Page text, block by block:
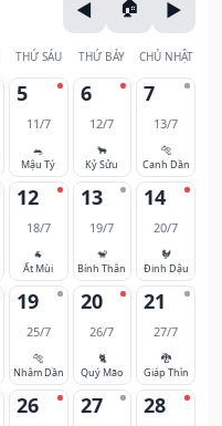
THỨ SÁU THỨ BẢY CHỦ NHẬT
5
11/7
🐀
Mậu Tý
6
12/7
🐂
Kỷ Sửu
7
13/7
🐅
Canh Dần
12
18/7
🐐
Ất Mùi
13
19/7
🐒
Bính Thân
14
20/7
🐓
Đinh Dậu
19
25/7
🐅
Nhâm Dần
20
26/7
🐈
Quý Mão
21
27/7
🐉
Giáp Thìn
26 27 28